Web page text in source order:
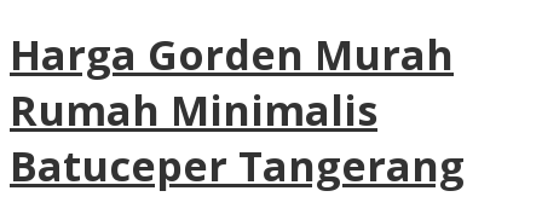
Harga Gorden Murah
Rumah Minimalis
Batuceper Tangerang